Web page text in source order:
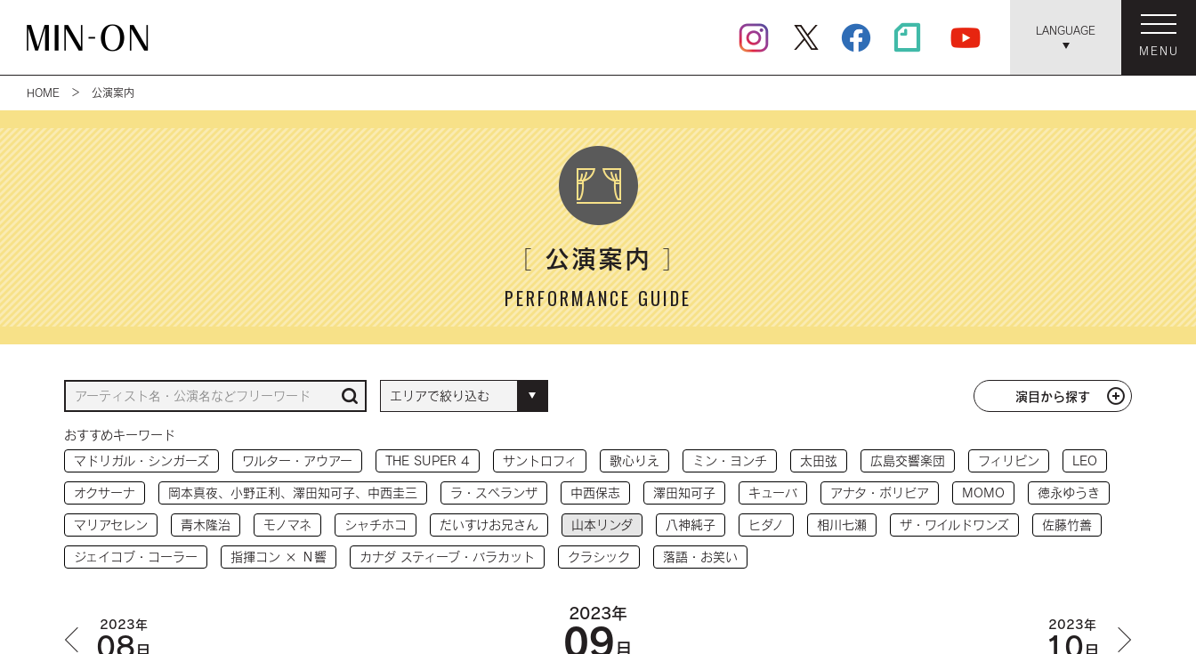
LANGUAGE
MENU
HOME ＞ 公演案内
［公演案内］
PERFORMANCE GUIDE
演目から探す
おすすめキーワード
マドリガル・シンガーズ
ワルター・アウアー THE SUPER 4 サントロフィ 歌心りえ ミン・ヨンチ 太田弦 広島交響楽団 フィリピン LEO
オクサーナ 岡本真夜、小野正利、澤田知可子、中西圭三 ラ・スペランザ 中西保志 澤田知可子 キューバ アナタ・ボリビア MOMO 徳永ゆうき
マリアセレン 青木隆治 モノマネ シャチホコ だいすけお兄さん 山本リンダ 八神純子 ヒダノ 相川七瀬 ザ・ワイルドワンズ 佐藤竹善
ジェイコブ・コーラー 指揮コン × Ｎ響 カナダ スティーブ・バラカット クラシック 落語・お笑い
2023年
08
2023年
09月
2023年
10